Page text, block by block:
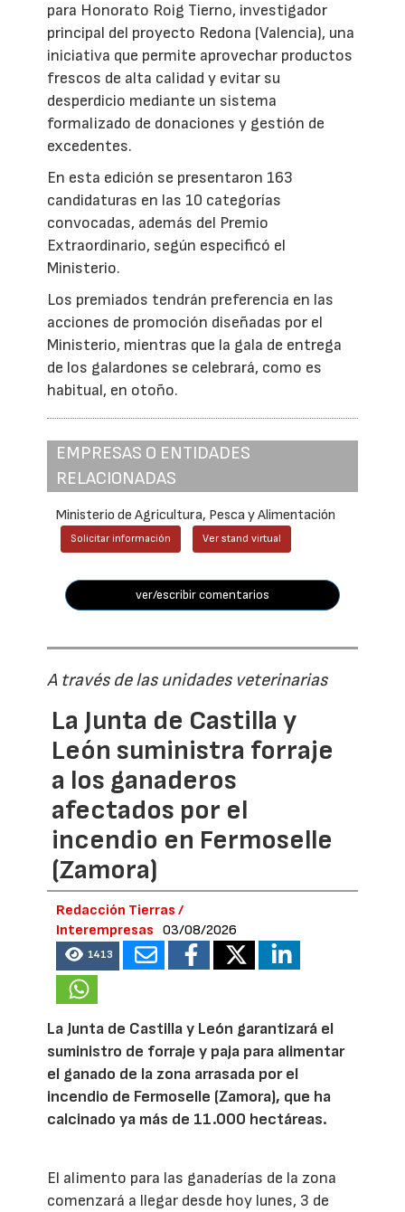
para Honorato Roig Tierno, investigador
principal del proyecto Redona (Valencia), una
iniciativa que permite aprovechar productos
frescos de alta calidad y evitar su
desperdicio mediante un sistema
formalizado de donaciones y gestión de
excedentes.
En esta edición se presentaron 163
candidaturas en las 10 categorías
convocadas, además del Premio
Extraordinario, según especificó el
Ministerio.
Los premiados tendrán preferencia en las
acciones de promoción diseñadas por el
Ministerio, mientras que la gala de entrega
de los galardones se celebrará, como es
habitual, en otoño.
EMPRESAS O ENTIDADES
RELACIONADAS
Ministerio de Agricultura, Pesca y Alimentación
Solicitar información Ver stand virtual
ver/escribir comentarios
A través de las unidades veterinarias
La Junta de Castilla y
León suministra forraje
a los ganaderos
afectados por el
incendio en Fermoselle
(Zamora)
Redacción Tierras /
Interempresas
03/08/2026
1413
La Junta de Castilla y León garantizará el
suministro de forraje y paja para alimentar
el ganado de la zona arrasada por el
incendio de Fermoselle (Zamora), que ha
calcinado ya más de 11.000 hectáreas.
El alimento para las ganaderías de la zona
comenzará a llegar desde hoy lunes, 3 de